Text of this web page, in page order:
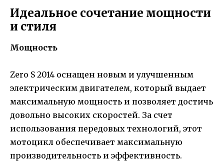
Идеальное сочетание мощности
и стиля
Мощность
Zero S 2014 оснащен новым и улучшенным
электрическим двигателем, который выдает
максимальную мощность и позволяет достичь
довольно высоких скоростей. За счет
использования передовых технологий, этот
мотоцикл обеспечивает максимальную
производительность и эффективность.